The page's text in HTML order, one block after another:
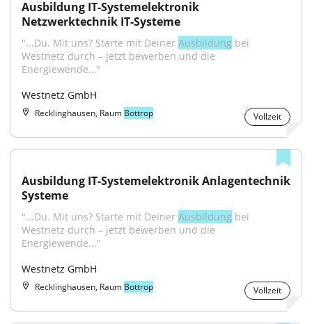
Ausbildung IT-Systemelektronik
Netzwerktechnik IT-Systeme
"...Du. Mit uns? Starte mit Deiner Ausbildung bei
Westnetz durch – jetzt bewerben und die
Energiewende..."
Westnetz GmbH
Recklinghausen, Raum Bottrop Vollzeit
Ausbildung IT-Systemelektronik Anlagentechnik
Systeme
"...Du. Mit uns? Starte mit Deiner Ausbildung bei
Westnetz durch – jetzt bewerben und die
Energiewende..."
Westnetz GmbH
Recklinghausen, Raum Bottrop Vollzeit